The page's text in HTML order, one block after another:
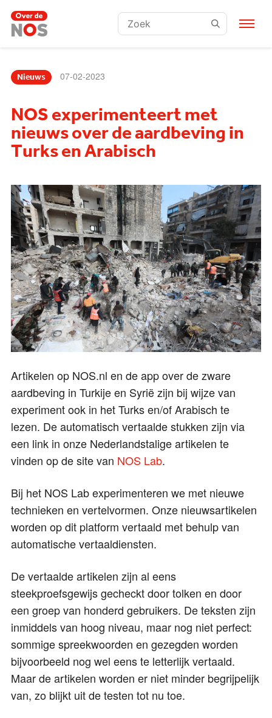
Zoeken:
Nieuws 07-02-2023
NOS experimenteert met
nieuws over de aardbeving in
Turks en Arabisch
Artikelen op NOS.nl en de app over de zware
aardbeving in Turkije en Syrië zijn bij wijze van
experiment ook in het Turks en/of Arabisch te
lezen. De automatisch vertaalde stukken zijn via
een link in onze Nederlandstalige artikelen te
vinden op de site van NOS Lab.
Bij het NOS Lab experimenteren we met nieuwe
technieken en vertelvormen. Onze nieuwsartikelen
worden op dit platform vertaald met behulp van
automatische vertaaldiensten.
De vertaalde artikelen zijn al eens
steekproefsgewijs gecheckt door tolken en door
een groep van honderd gebruikers. De teksten zijn
inmiddels van hoog niveau, maar nog niet perfect:
sommige spreekwoorden en gezegden worden
bijvoorbeeld nog wel eens te letterlijk vertaald.
Maar de artikelen worden er niet minder begrijpelijk
van, zo blijkt uit de testen tot nu toe.